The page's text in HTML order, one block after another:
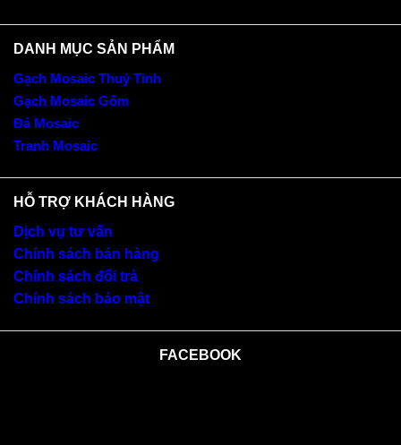
DANH MỤC SẢN PHẨM
Gạch Mosaic Thuỷ Tinh
Gạch Mosaic Gốm
Đá Mosaic
Tranh Mosaic
HỖ TRỢ KHÁCH HÀNG
Dịch vụ tư vấn
Chính sách bán hàng
Chính sách đổi trả
Chính sách bảo mật
FACEBOOK